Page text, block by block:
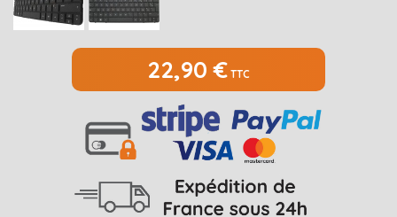
SONY
22,90 € TTC